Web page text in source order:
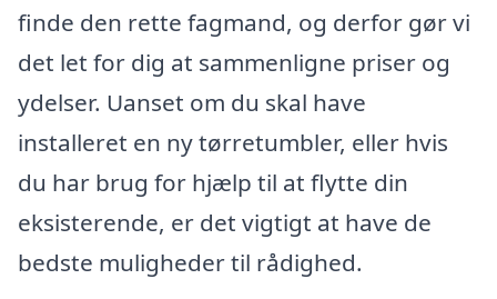
finde den rette fagmand, og derfor gør vi
det let for dig at sammenligne priser og
ydelser. Uanset om du skal have
installeret en ny tørretumbler, eller hvis
du har brug for hjælp til at flytte din
eksisterende, er det vigtigt at have de
bedste muligheder til rådighed.